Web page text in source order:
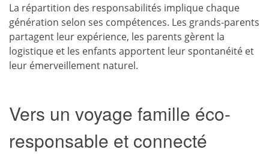
La répartition des responsabilités implique chaque
génération selon ses compétences. Les grands-parents
partagent leur expérience, les parents gèrent la
logistique et les enfants apportent leur spontanéité et
leur émerveillement naturel.
Vers un voyage famille éco-
responsable et connecté